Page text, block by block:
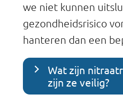
we niet kunnen
gezondheidsrisico
hanteren dan een
Wat zijn
zijn ze veilig?